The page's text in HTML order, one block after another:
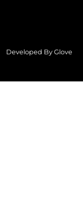
Developed By Glove